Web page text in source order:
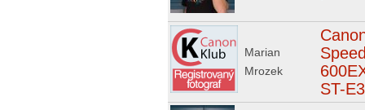
Marian
Mrozek
ST-E3